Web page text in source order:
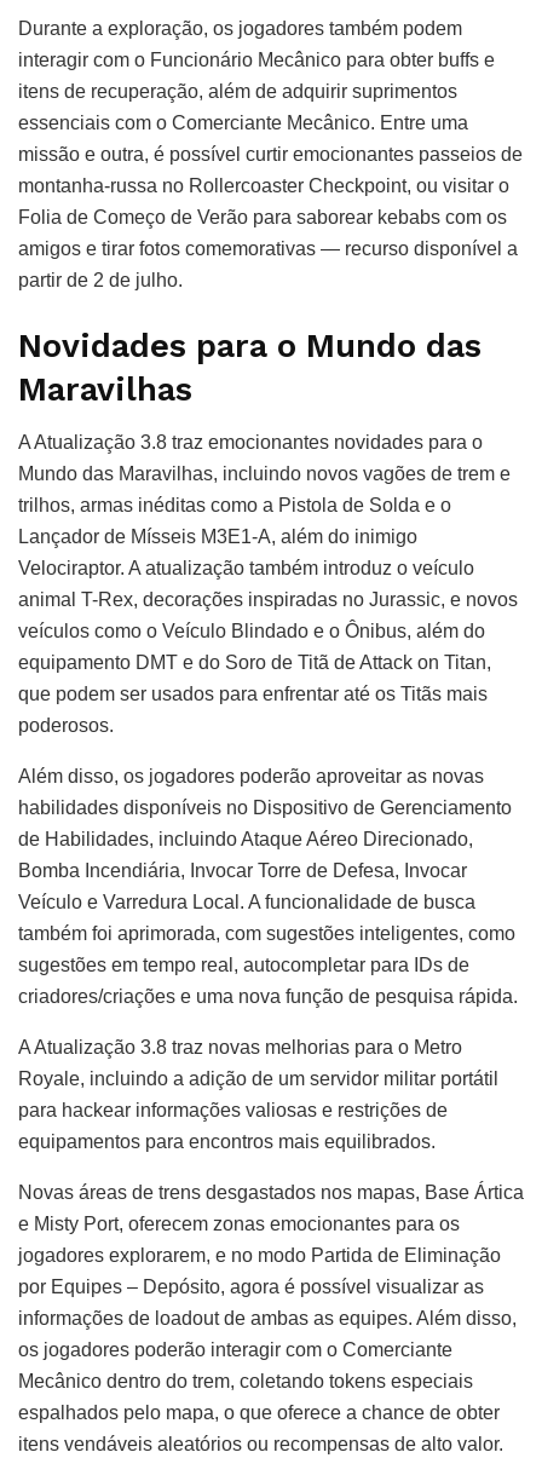
Durante a exploração, os jogadores também podem
interagir com o Funcionário Mecânico para obter buffs e
itens de recuperação, além de adquirir suprimentos
essenciais com o Comerciante Mecânico. Entre uma
missão e outra, é possível curtir emocionantes passeios de
montanha-russa no Rollercoaster Checkpoint, ou visitar o
Folia de Começo de Verão para saborear kebabs com os
amigos e tirar fotos comemorativas — recurso disponível a
partir de 2 de julho.
Novidades para o Mundo das
Maravilhas
A Atualização 3.8 traz emocionantes novidades para o
Mundo das Maravilhas, incluindo novos vagões de trem e
trilhos, armas inéditas como a Pistola de Solda e o
Lançador de Mísseis M3E1-A, além do inimigo
Velociraptor. A atualização também introduz o veículo
animal T-Rex, decorações inspiradas no Jurassic, e novos
veículos como o Veículo Blindado e o Ônibus, além do
equipamento DMT e do Soro de Titã de Attack on Titan,
que podem ser usados para enfrentar até os Titãs mais
poderosos.
Além disso, os jogadores poderão aproveitar as novas
habilidades disponíveis no Dispositivo de Gerenciamento
de Habilidades, incluindo Ataque Aéreo Direcionado,
Bomba Incendiária, Invocar Torre de Defesa, Invocar
Veículo e Varredura Local. A funcionalidade de busca
também foi aprimorada, com sugestões inteligentes, como
sugestões em tempo real, autocompletar para IDs de
criadores/criações e uma nova função de pesquisa rápida.
A Atualização 3.8 traz novas melhorias para o Metro
Royale, incluindo a adição de um servidor militar portátil
para hackear informações valiosas e restrições de
equipamentos para encontros mais equilibrados.
Novas áreas de trens desgastados nos mapas, Base Ártica
e Misty Port, oferecem zonas emocionantes para os
jogadores explorarem, e no modo Partida de Eliminação
por Equipes – Depósito, agora é possível visualizar as
informações de loadout de ambas as equipes. Além disso,
os jogadores poderão interagir com o Comerciante
Mecânico dentro do trem, coletando tokens especiais
espalhados pelo mapa, o que oferece a chance de obter
itens vendáveis aleatórios ou recompensas de alto valor.